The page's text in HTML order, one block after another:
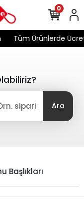
Tüm Ürünlerde
0
Ara
Başlıkları